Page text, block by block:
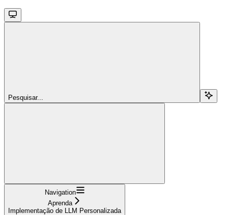
Pesquisar...
Navigation
Aprenda
Implementação de LLM Personalizada